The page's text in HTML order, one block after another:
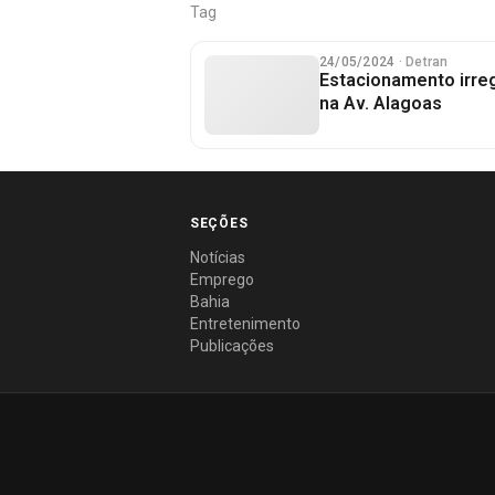
Tag
24/05/2024 · Detran
Estacionamento
na Av. Alagoas
SEÇÕES
Notícias
Emprego
Bahia
Entretenimento
Publicações